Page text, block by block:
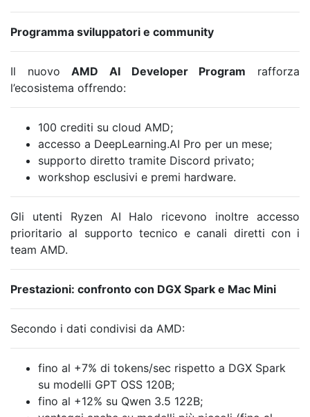
Programma sviluppatori e community
Il nuovoAMD AI Developer Program rafforza
l’ecosistema offrendo:
100 crediti su cloud AMD;
accesso a DeepLearning.AI Pro per un mese;
supporto diretto tramite Discord privato;
workshop esclusivi e premi hardware.
Gli utenti Ryzen AI Halo ricevono inoltre accesso
prioritario al supporto tecnico e canali diretti con i
team AMD.
Prestazioni: confronto con DGX Spark e Mac Mini
Secondo i dati condivisi da AMD:
fino al +7% di tokens/sec rispetto a DGX Spark
su modelli GPT OSS 120B;
fino al +12% su Qwen 3.5 122B;